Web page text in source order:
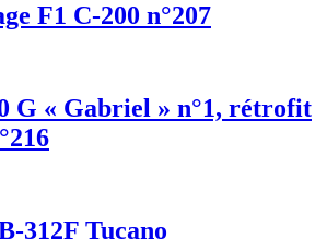
F1 C-200 n°207
G « Gabriel » n°1, rétrofit
312F Tucano